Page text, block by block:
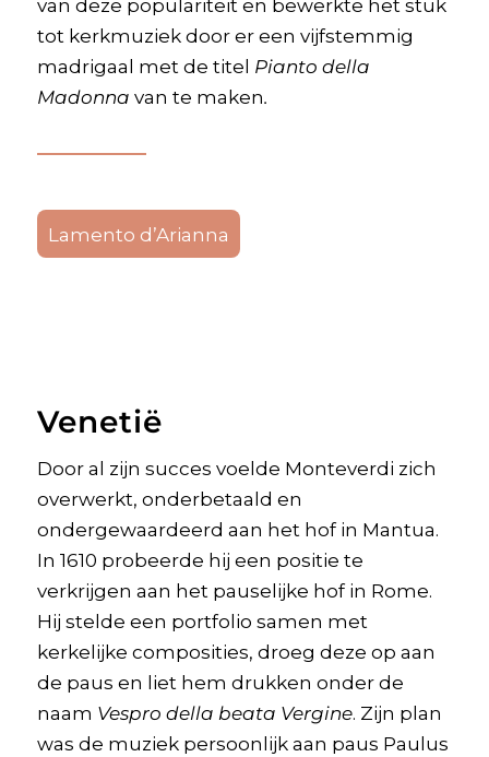
van deze populariteit en bewerkte het stuk
tot kerkmuziek door er een vijfstemmig
madrigaal met de titel Pianto della
Madonna van te maken.
Lamento d’Arianna
Venetië
Door al zijn succes voelde Monteverdi zich
overwerkt, onderbetaald en
ondergewaardeerd aan het hof in Mantua.
In 1610 probeerde hij een positie te
verkrijgen aan het pauselijke hof in Rome.
Hij stelde een portfolio samen met
kerkelijke composities, droeg deze op aan
de paus en liet hem drukken onder de
naam Vespro della beata Vergine. Zijn plan
was de muziek persoonlijk aan paus Paulus